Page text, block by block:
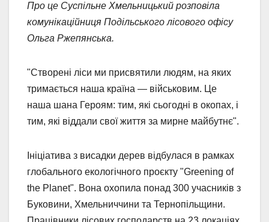
Про це Суспільне Хмельницький розповіла
комунікаційниця Подільського лісового офісу
Ольга Ржепянська.
"Створені ліси ми присвятили людям, на яких
тримається наша країна — військовим. Це
наша шана Героям: тим, які сьогодні в окопах, і
тим, які віддали свої життя за мирне майбутнє".
Ініціатива з висадки дерев відбулася в рамках
глобального екологічного проєкту "Greening of
the Planet". Вона охопила понад 300 учасників з
Буковини, Хмельниччини та Тернопільщини.